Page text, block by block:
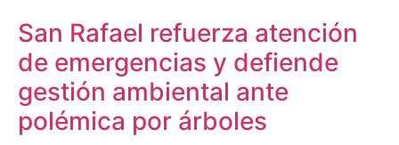
San Rafael refuerza atención
de emergencias y defiende
gestión ambiental ante
polémica por árboles